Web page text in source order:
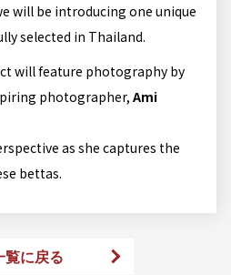
will be introducing one unique
selected in Thailand.
will feature photography by
photographer, Ami
as she captures the
bettas.
覧に戻る 次のページ